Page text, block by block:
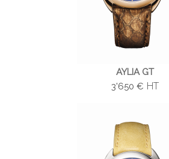
AYLIA GT
3'650 € HT